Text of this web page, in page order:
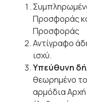
Προσφοράς
Προσφοράς
Αντίγραφο
ισχύ.
Υπεύθυνη
θεωρημένο
αρμόδια